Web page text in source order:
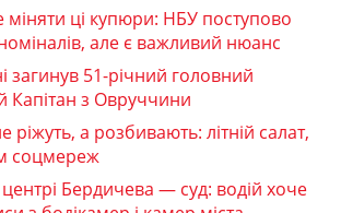
міняти ці купюри: НБУ поступово
але є важливий нюанс
загинув 51-річний головний
Капітан з Овруччини
ріжуть, а розбивають: літній салат,
соцмереж
центрі Бердичева — суд: водій хоче